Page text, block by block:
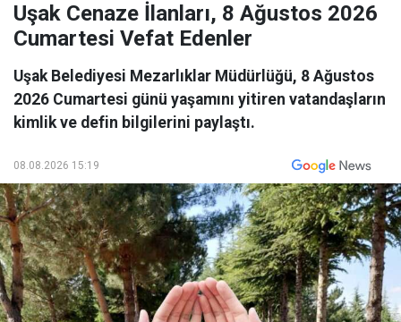
Uşak Cenaze İlanları, 8 Ağustos 2026
Cumartesi Vefat Edenler
Uşak Belediyesi Mezarlıklar Müdürlüğü, 8 Ağustos
2026 Cumartesi günü yaşamını yitiren vatandaşların
kimlik ve defin bilgilerini paylaştı.
08.08.2026 15:19